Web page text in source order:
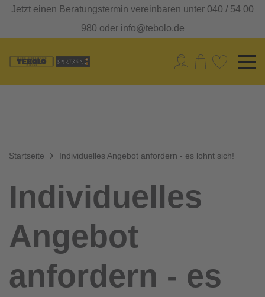
Jetzt einen Beratungstermin vereinbaren unter 040 / 54 00
980 oder info@tebolo.de
Startseite Individuelles Angebot anfordern - es lohnt sich!
Individuelles
Angebot
anfordern - es